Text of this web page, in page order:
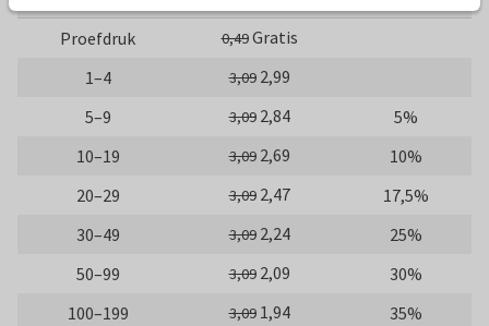
Proefdruk 0,49Gratis
1–4
3,09 2,99
5–9
3,09 2,84
5%
10–19
3,09 2,69
10%
20–29
3,09 2,47
17,5%
30–49
3,09 2,24
25%
50–99
3,09 2,09
30%
100–199
3,09 1,94
35%